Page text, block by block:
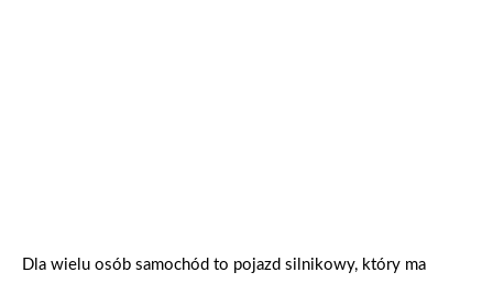
Dla wielu osób samochód to pojazd silnikowy, który ma